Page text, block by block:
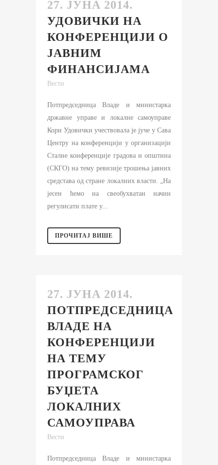
27. ЈУНА 2014.
УДОВИЧКИ НА
КОНФЕРЕНЦИЈИ О
ЈАВНИМ
ФИНАНСИЈАМА
Вести
Потпредседница Владе и министарка
државне управе и локалне самоуправе
Кори Удовички учествовала је јуче у Сава
Центру на конференцији у организацији
Сталне конференције градова и општина
(СКГО) на тему ревизије трошења јавних
средстава од стране локалних власти. „На
јесен ћемо на свеобухватан начин
регулисати плате у...
ПРОЧИТАЈ ВИШЕ
27. ЈУНА 2014.
ПОТПРЕДСЕДНИЦА
ВЛАДЕ НА
КОНФЕРЕНЦИЈИ
НА ТЕМУ
ПРОГРАМСКОГ
БУЏЕТА
ЛОКАЛНИХ
САМОУПРАВА
Вести
Потпредседница Владе и министарка